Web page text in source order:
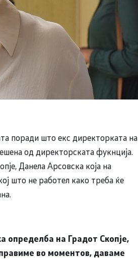
поради што екс директорката на
од директорската фукнција.
Данела Арсовска која на
што не работел како треба ќе
определба на Градот Скопје,
во моментов, даваме